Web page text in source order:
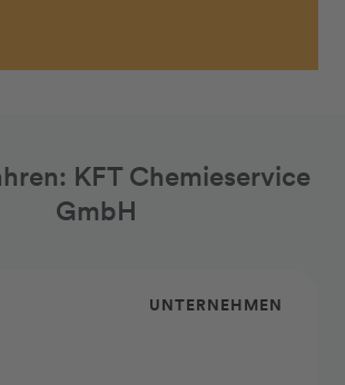
KFT Chemieservice
GmbH
UNTERNEHMEN